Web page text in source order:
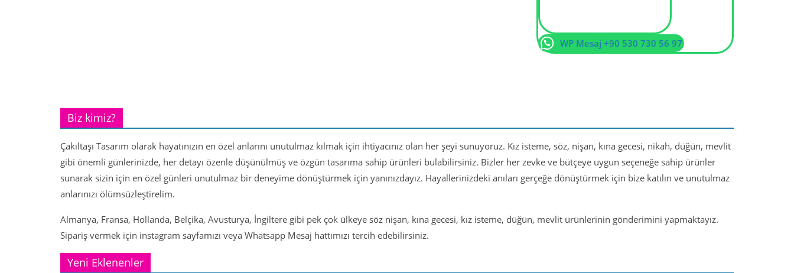
WP Mesaj +90 530 730 56 97
Biz kimiz?
Çakıltaşı Tasarım olarak hayatınızın en özel anlarını unutulmaz kılmak için ihtiyacınız olan her şeyi sunuyoruz. Kız isteme, söz, nişan, kına gecesi, nikah, düğün, mevlit
gibi önemli günlerinizde, her detayı özenle düşünülmüş ve özgün tasarıma sahip ürünleri bulabilirsiniz. Bizler her zevke ve bütçeye uygun seçeneğe sahip ürünler
sunarak sizin için en özel günleri unutulmaz bir deneyime dönüştürmek için yanınızdayız. Hayallerinizdeki anıları gerçeğe dönüştürmek için bize katılın ve unutulmaz
anlarınızı ölümsüzleştirelim.
Almanya, Fransa, Hollanda, Belçika, Avusturya, İngiltere gibi pek çok ülkeye söz nişan, kına gecesi, kız isteme, düğün, mevlit ürünlerinin gönderimini yapmaktayız.
Sipariş vermek için instagram sayfamızı veya Whatsapp Mesaj hattımızı tercih edebilirsiniz.
Yeni Eklenenler